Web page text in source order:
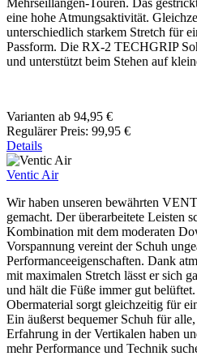
eine hohe Atmungsaktivität.
unterschiedlich starkem Stretch für
Passform. Die RX-2 TECHGRIP
und unterstützt beim Stehen auf
Varianten ab 94,95 €
Regulärer Preis: 99,95 €
Details
Ventic Air
Wir haben unseren bewährten
gemacht. Der überarbeitete Leisten
Kombination mit dem moderaten
Vorspannung vereint der Schuh
Performanceeigenschaften. Dank
mit maximalen Stretch lässt er sich
und hält die Füße immer gut
Obermaterial sorgt gleichzeitig für
Ein äußerst bequemer Schuh für
Erfahrung in der Vertikalen haben
mehr Performance und Technik